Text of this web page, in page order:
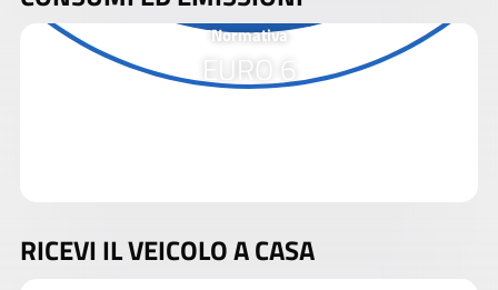
Normativa
EURO 6
RICEVI IL VEICOLO A CASA